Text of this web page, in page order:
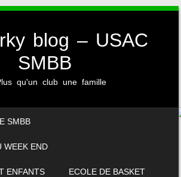
blog – USAC
SMBB
qu'un club une famille
SMBB
WEEK END
ENFANTS ECOLE DE BASKET